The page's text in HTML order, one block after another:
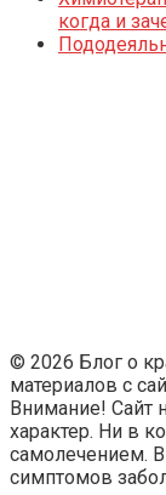
когда и
© 2026 Блог о
материалов с
Внимание! Сайт
характер. Ни в
самолечением.
симптомов